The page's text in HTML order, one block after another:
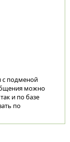
с подменой
можно
и по базе
по